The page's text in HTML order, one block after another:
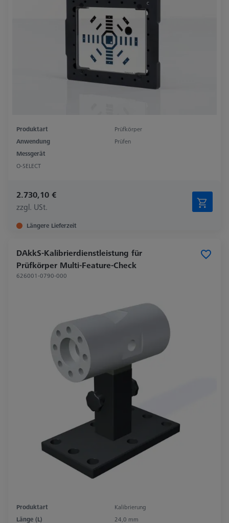
Produktart
Prüfkörper
Anwendung
Prüfen
Messgerät
O-SELECT
2.730,10 €
zzgl. USt.
Längere Lieferzeit
DAkkS-Kalibrierdienstleistung für
Prüfkörper Multi-Feature-Check
626001-0790-000
Produktart
Kalibrierung
Länge (L)
24,0 mm